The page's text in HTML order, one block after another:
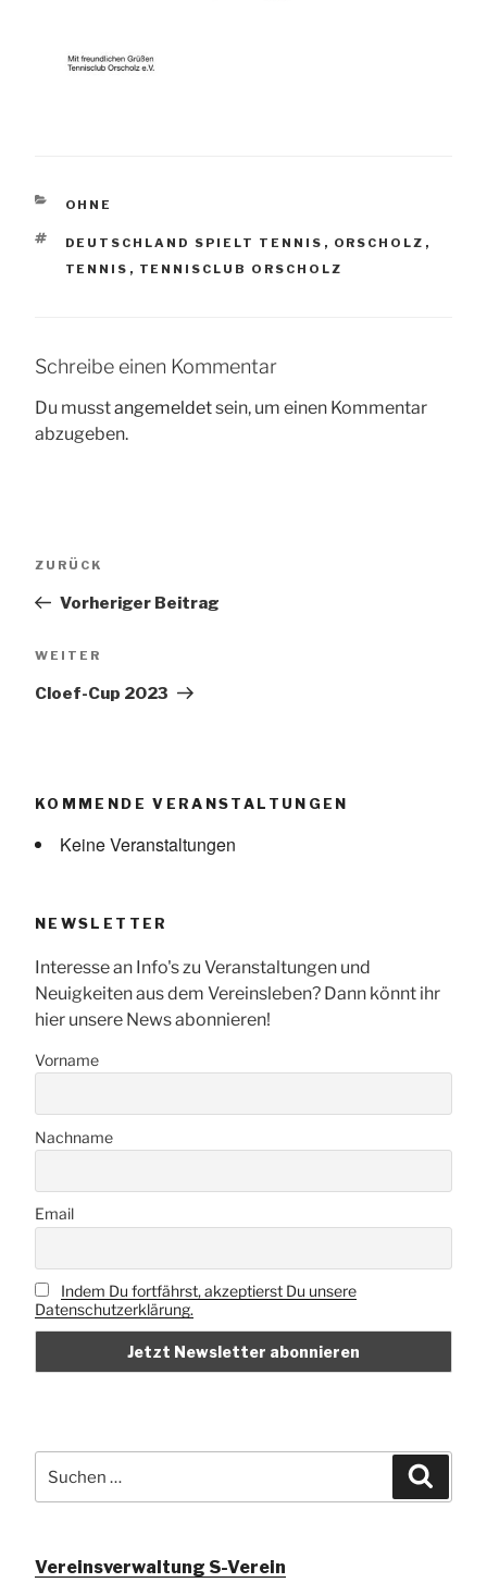
KATEGORIEN
OHNE
SCHLAGWÖRTER
DEUTSCHLAND SPIELT TENNIS , ORSCHOLZ ,
TENNIS , TENNISCLUB ORSCHOLZ
Schreibe einen Kommentar
Du musstangemeldetsein, um einen Kommentar
abzugeben.
Vorheriger
ZURÜCK
Vorheriger Beitrag
Nächster
WEITER
Cloef-Cup 2023
KOMMENDE VERANSTALTUNGEN
Keine Veranstaltungen
NEWSLETTER
Interesse an Info's zu Veranstaltungen und
Neuigkeiten aus dem Vereinsleben? Dann könnt ihr
hier unsere News abonnieren!
Vorname
Nachname
Email
Indem Du fortfährst, akzeptierst Du unsere
Datenschutzerklärung.
nach:
Vereinsverwaltung S-Verein